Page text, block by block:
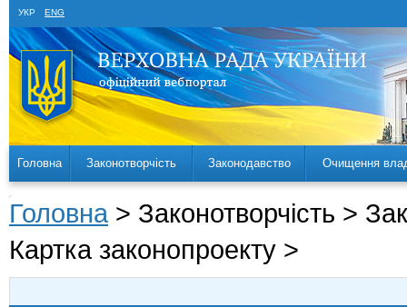
УКР ENG
Головна Законотворчість Законодавство Очищення
Головна > Законотворчість >
Картка законопроекту >